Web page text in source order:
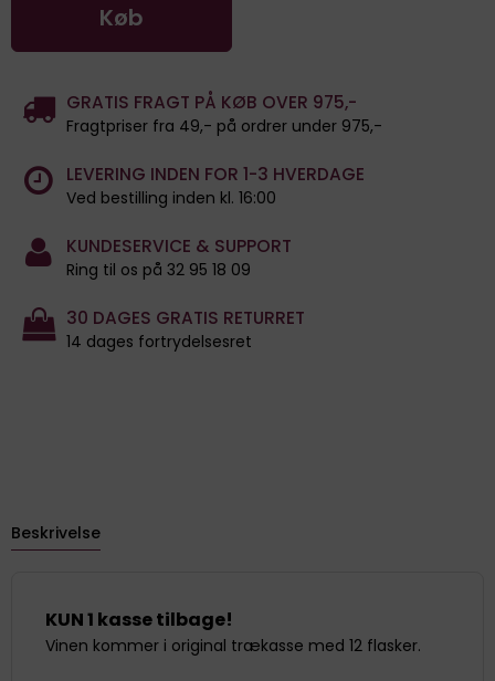
Køb
GRATIS FRAGT PÅ KØB OVER 975,-
Fragtpriser fra 49,- på ordrer under 975,-
LEVERING INDEN FOR 1-3 HVERDAGE
Ved bestilling inden kl. 16:00
KUNDESERVICE & SUPPORT
Ring til os på 32 95 18 09
30 DAGES GRATIS RETURRET
14 dages fortrydelsesret
Beskrivelse
KUN 1 kasse tilbage!
Vinen kommer i original trækasse med 12 flasker.